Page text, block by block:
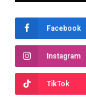
Facebook
Instagram
TikTok